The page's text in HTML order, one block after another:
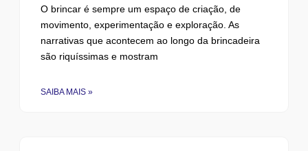
O brincar é sempre um espaço de criação, de
movimento, experimentação e exploração. As
narrativas que acontecem ao longo da brincadeira
são riquíssimas e mostram
SAIBA MAIS »